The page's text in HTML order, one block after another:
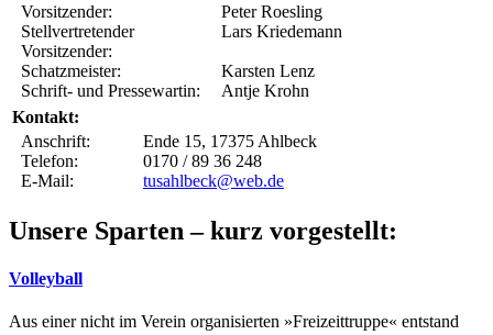
Vorsitzender:
Stellvertretender
Vorsitzender:
Schatzmeister:
Schrift- und Pressewartin:
Peter Roesling
Lars Kriedemann
Karsten Lenz
Antje Krohn
Kontakt:
Anschrift:
Telefon:
E-Mail:
Ende 15, 17375 Ahlbeck
0170 / 89 36 248
tusahlbeck@web.de
Unsere Sparten – kurz vorgestellt:
Volleyball
Aus einer nicht im Verein organisierten »Freizeittruppe« entstand